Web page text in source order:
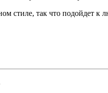
стиле, так что подойдет к